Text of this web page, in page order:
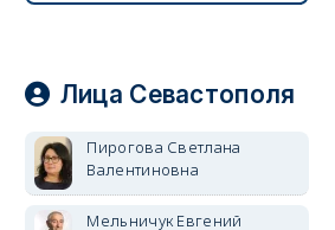
Лица Севастополя
Пирогова Светлана
Валентиновна
Мельничук Евгений